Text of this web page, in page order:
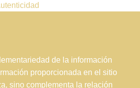
de la información
proporcionada en el sitio
sino complementa la relación